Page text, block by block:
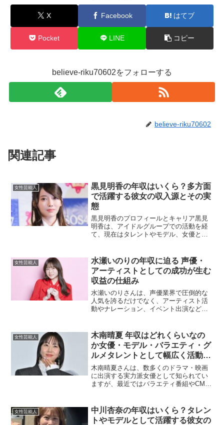
X Facebook はてブ
Pocket LINE コピー
believe-riku70602をフォローする
believe-riku70602
関連記事
女性芸能人
黒見明香の年収はいくら？多方面
で活躍する彼女の収入源とその実
態
黒見明香のプロフィールとキャリア黒見
明香は、アイドルグループでの活動を経
て、現在はタレントやモデル、女優とし
えており、その影響力は大きいです。そ
んな彼女の年収について...
女性芸能人
水瀬いのりの年収に迫る 声優・
アーティストとしての成功が生む
収益の仕組み
水瀬いのりさんは、声優業界で圧倒的な
人気を誇るだけでなく、アーティスト活
動やナレーション、イベント出演など幅
ないでしょうか。本記事では、水瀬いの
りさんの年収に関わる収益...
女性芸能人
木南晴夏 年収はどれくらいなの
か女優・モデル・バラエティ・グ
ルメタレントとして幅広く活動す
る木南晴夏の収入事情と多方面で
の活躍から見える推定年収を徹底
解説した最新まとめ
木南晴夏さんは、数多くのドラマ・映画
に出演する実力派女優として知られてい
ますが、最近ではバラエティ番組やCM出
を広げています。仕事の幅が広いことで
収入源も多岐にわた...
女性芸能人
中川杏奈の年収はいくら？タレン
トやモデルとして活躍する彼女の